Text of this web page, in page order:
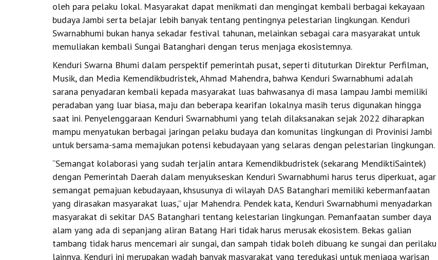
oleh para pelaku lokal. Masyarakat dapat menikmati dan mengingat kembali berbagai kekayaan
budaya Jambi serta belajar lebih banyak tentang pentingnya pelestarian lingkungan. Kenduri
Swarnabhumi bukan hanya sekadar festival tahunan, melainkan sebagai cara masyarakat untuk
memuliakan kembali Sungai Batanghari dengan terus menjaga ekosistemnya.
Kenduri Swarna Bhumi dalam perspektif pemerintah pusat, seperti dituturkan Direktur Perfilman,
Musik, dan Media Kemendikbudristek, Ahmad Mahendra, bahwa Kenduri Swarnabhumi adalah
sarana penyadaran kembali kepada masyarakat luas bahwasanya di masa lampau Jambi memiliki
peradaban yang luar biasa, maju dan beberapa kearifan lokalnya masih terus digunakan hingga
saat ini. Penyelenggaraan Kenduri Swarnabhumi yang telah dilaksanakan sejak 2022 diharapkan
mampu menyatukan berbagai jaringan pelaku budaya dan komunitas lingkungan di Provinisi Jambi
untuk bersama-sama memajukan potensi kebudayaan yang selaras dengan pelestarian lingkungan.
“Semangat kolaborasi yang sudah terjalin antara Kemendikbudristek (sekarang MendiktiSaintek)
dengan Pemerintah Daerah dalam menyukseskan Kenduri Swarnabhumi harus terus diperkuat, agar
semangat pemajuan kebudayaan, khsusunya di wilayah DAS Batanghari memiliki kebermanfaatan
yang dirasakan masyarakat luas,” ujar Mahendra. Pendek kata, Kenduri Swarnabhumi menyadarkan
masyarakat di sekitar DAS Batanghari tentang kelestarian lingkungan. Pemanfaatan sumber daya
alam yang ada di sepanjang aliran Batang Hari tidak harus merusak ekosistem. Bekas galian
tambang tidak harus mencemari air sungai, dan sampah tidak boleh dibuang ke sungai dan perilaku
lainnya. Kenduri ini merupakan wadah banyak masyarakat yang teredukasi untuk menjaga warisan